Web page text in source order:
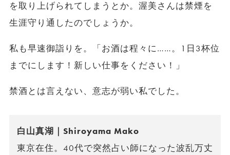
を取り上げられてしまうとか。渥美さんは禁煙を
生涯守り通したのでしょうか。
私も早速御詣りを。「お酒は程々に……。1日3杯位
までにします！新しい仕事をください！」
禁酒とは言えない、意志が弱い私でした。
白山真湖｜Shiroyama Mako
東京在住。40代で突然占い師になった波乱万丈